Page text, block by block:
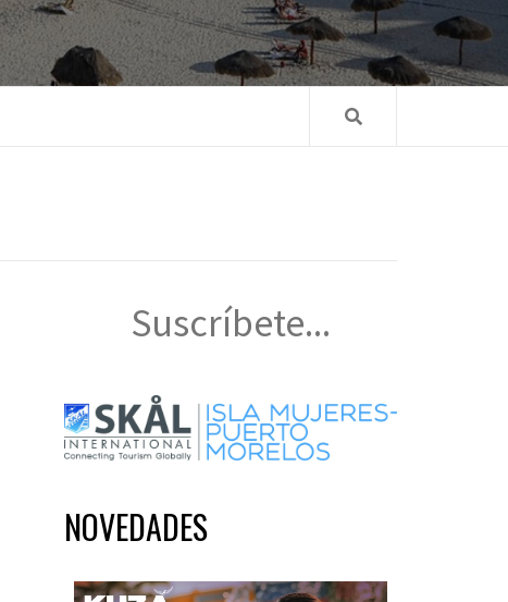
Suscríbete...
NOVEDADES